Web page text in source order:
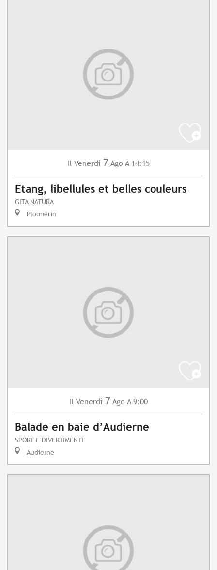
Il Venerdì 7 Ago A 14:15
Etang, libellules et belles couleurs
GITA NATURA
Plounérin
Il Venerdì 7 Ago A 9:00
Balade en baie d’Audierne
SPORT E DIVERTIMENTI
Audierne